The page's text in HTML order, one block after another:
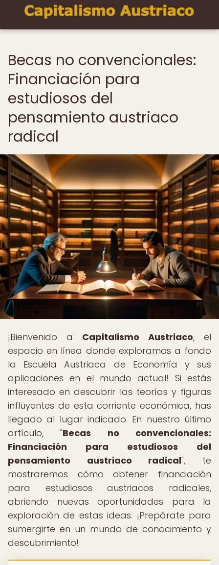
Becas no convencionales:
Financiación para
estudiosos del
pensamiento austriaco
radical
¡Bienvenido a Capitalismo Austriaco, el
espacio en línea donde exploramos a fondo
la Escuela Austriaca de Economía y sus
aplicaciones en el mundo actual! Si estás
interesado en descubrir las teorías y figuras
influyentes de esta corriente económica, has
llegado al lugar indicado. En nuestro último
artículo, "Becas no convencionales:
Financiación para estudiosos del
pensamiento austriaco radical", te
mostraremos cómo obtener financiación
para estudiosos austriacos radicales,
abriendo nuevas oportunidades para la
exploración de estas ideas. ¡Prepárate para
sumergirte en un mundo de conocimiento y
descubrimiento!